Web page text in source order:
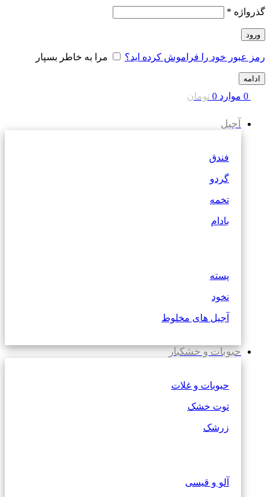
گذرواژه *
ورود
رمز عبور خود را فراموش کرده اید؟ مرا به خاطر بسپار
ادامه
0 موارد 0 تومان
آجیل
فندق
گردو
تخمه
بادام
پسته
نخود
آجیل های مخلوط
حبوبات و خشکبار
حبوبات و غلات
توت خشک
زرشک
آلو و قیسی